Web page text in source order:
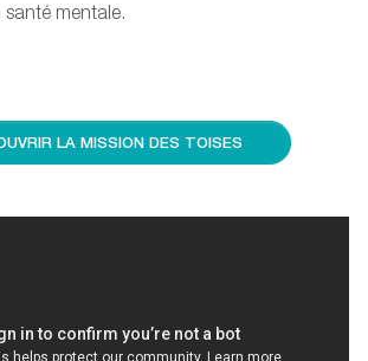
santé mentale.
LA MISSION DES TOISES